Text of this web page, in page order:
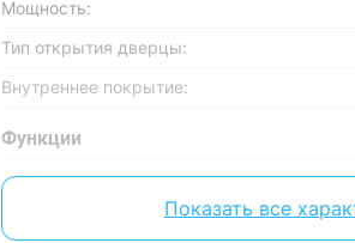
Мощность:
Тип открытия дверцы:
Внутреннее покрытие:
Функции
Автоматические программы:
Показать все